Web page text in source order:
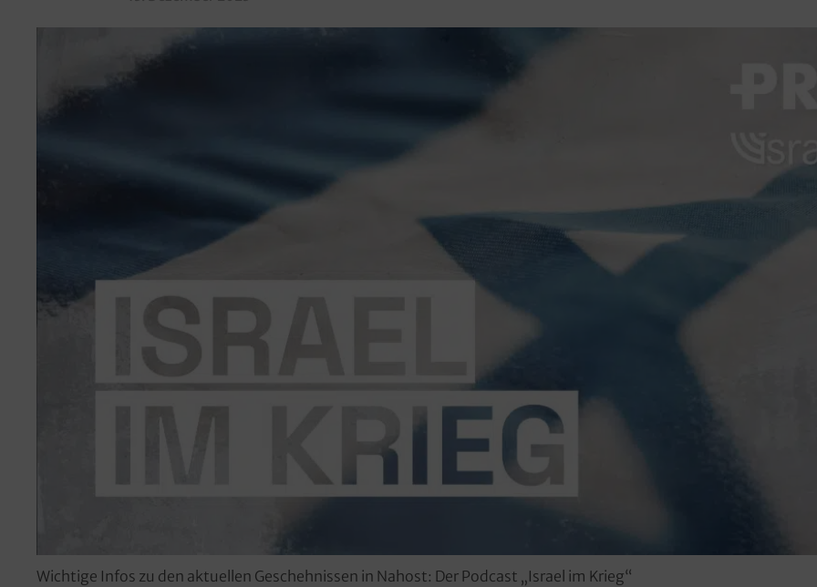
Wichtige Infos zu den aktuellen Geschehnissen in Nahost: Der Podcast „Israel im Krieg“